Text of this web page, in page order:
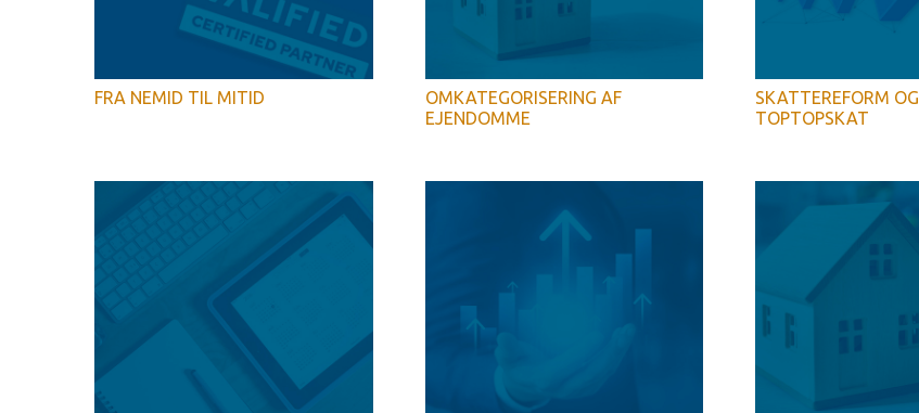
FRA NEMID TIL MITID
OMKATEGORISERING AF
EJENDOMME
SKATTEREFORM OG
TOPTOPSKAT